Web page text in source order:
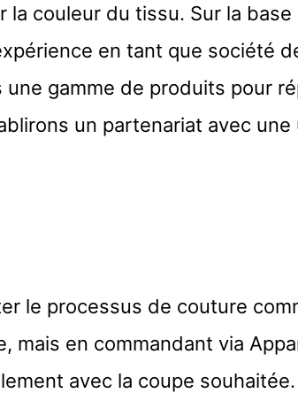
couleur du tissu. Sur la base
en tant que société
gamme de produits pour
un partenariat avec une
le processus de couture
mais en commandant via
avec la coupe souhaitée.